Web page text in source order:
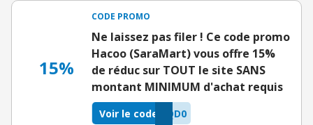
15%
CODE PROMO
Ne laissez pas filer ! Ce code promo
Hacoo (SaraMart) vous offre 15%
de réduc sur TOUT le site SANS
montant MINIMUM d'achat requis
QD0
Voir le code